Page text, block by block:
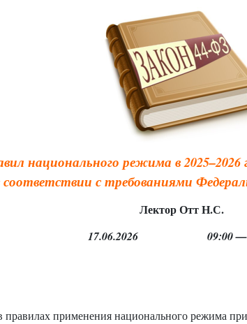
национального режима в 2025–2026
соответствии с требованиями
Лектор Отт Н.С.
17.06.2026 09:00 —
правилах применения национального режима